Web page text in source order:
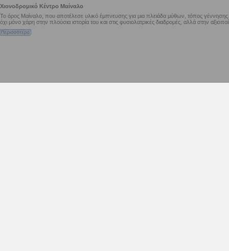
Χιονοδρομικό Κέντρο Μαίναλο
Το όρος Μαίναλο, που αποτέλεσε υλικό έμπνευσης για μια πλειάδα μύθων, τόπος
όχι μόνο χάρη στην πλούσια ιστορία του και στις φυσιολατρικές διαδρομές, αλλά στην